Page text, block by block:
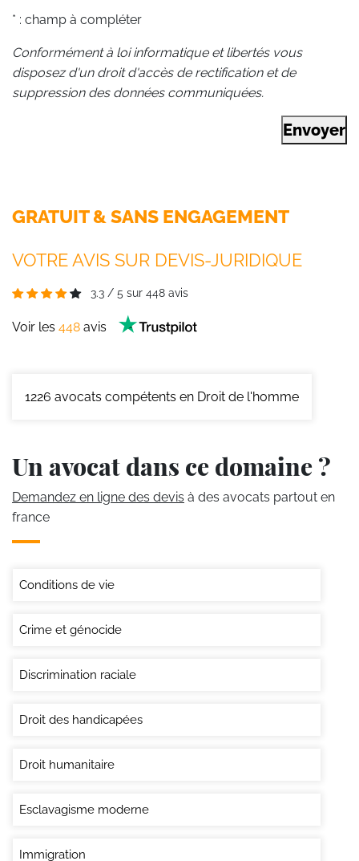
* : champ à compléter
Conformément à loi informatique et libertés vous
disposez d'un droit d'accès de rectification et de
suppression des données communiquées.
Envoyer
GRATUIT & SANS ENGAGEMENT
VOTRE AVIS SUR DEVIS-JURIDIQUE
3.3 / 5 sur 448 avis
Voir les 448 avis
1226 avocats compétents en Droit de l'homme
Un avocat dans ce domaine ?
Demandez en ligne des devis à des avocats partout en
france
Conditions de vie
Crime et génocide
Discrimination raciale
Droit des handicapées
Droit humanitaire
Esclavagisme moderne
Immigration